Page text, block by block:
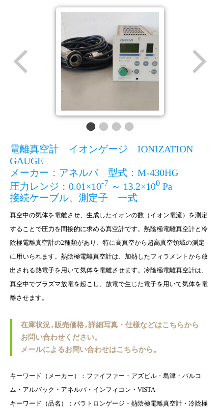
電離真空計 イオンゲージ IONIZATION
GAUGE
メーカー：アネルバ 型式：M-430HG
圧力レンジ：0.01×10-7 ～ 13.2×100 Pa
接続ケーブル、測定子 一式
真空中の気体を電離させ、生成したイオンの数（イオン電流）を測定
することで圧力を間接的に求める真空計です。熱陰極電離真空計と冷
陰極電離真空計の2種類があり、特に高真空から超高真空領域の測定
に用いられます。熱陰極電離真空計は、加熱したフィラメントから放
出される熱電子を用いて気体を電離させます。冷陰極電離真空計は、
真空中でプラズマ放電を起こし、放電で生じた電子を用いて気体を電
離させます。
在庫状況,販売価格,詳細写真・仕様などはこちらから
お問い合わせください。
メールによるお問い合わせはこちらから。
キーワード（メーカー）：ファイファー・アズビル・島津・バルコ
ム・アルバック・アネルバ・インフィコン・VISTA
キーワード（品名）：バラトロンゲージ・熱陰極電離真空計・冷陰極